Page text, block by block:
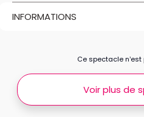
INFORMATIONS
Ce spectacle
Voir plus de